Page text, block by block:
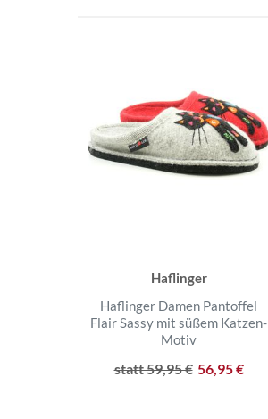
Haflinger
Haflinger Damen Pantoffel
Flair Sassy mit süßem Katzen-
Motiv
statt 59,95 € 56,95 €